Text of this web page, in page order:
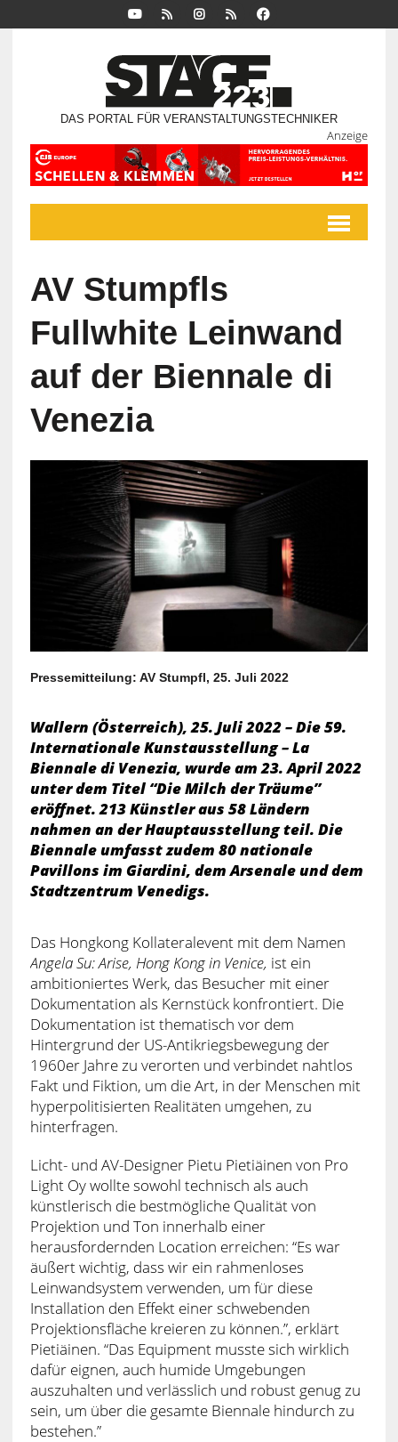
DAS PORTAL FÜR VERANSTALTUNGSTECHNIKER
Anzeige
AV Stumpfls
Fullwhite Leinwand
auf der Biennale di
Venezia
Pressemitteilung: AV Stumpfl, 25. Juli 2022
Wallern (Österreich), 25. Juli 2022 – Die 59.
Internationale Kunstausstellung – La
Biennale di Venezia, wurde am 23. April 2022
unter dem Titel “Die Milch der Träume”
eröffnet. 213 Künstler aus 58 Ländern
nahmen an der Hauptausstellung teil. Die
Biennale umfasst zudem 80 nationale
Pavillons im Giardini, dem Arsenale und dem
Stadtzentrum Venedigs.
Das Hongkong Kollateralevent mit dem Namen
Angela Su: Arise, Hong Kong in Venice, ist ein
ambitioniertes Werk, das Besucher mit einer
Dokumentation als Kernstück konfrontiert. Die
Dokumentation ist thematisch vor dem
Hintergrund der US-Antikriegsbewegung der
1960er Jahre zu verorten und verbindet nahtlos
Fakt und Fiktion, um die Art, in der Menschen mit
hyperpolitisierten Realitäten umgehen, zu
hinterfragen.
Licht- und AV-Designer Pietu Pietiäinen von Pro
Light Oy wollte sowohl technisch als auch
künstlerisch die bestmögliche Qualität von
Projektion und Ton innerhalb einer
herausfordernden Location erreichen: “Es war
äußert wichtig, dass wir ein rahmenloses
Leinwandsystem verwenden, um für diese
Installation den Effekt einer schwebenden
Projektionsfläche kreieren zu können.”, erklärt
Pietiäinen. “Das Equipment musste sich wirklich
dafür eignen, auch humide Umgebungen
auszuhalten und verlässlich und robust genug zu
sein, um über die gesamte Biennale hindurch zu
bestehen.”